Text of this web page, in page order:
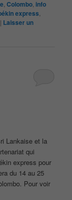
,Colombo info
express
| Laisser un
Lankaise et la
qui
express pour
du 14 au 25
Pour voir